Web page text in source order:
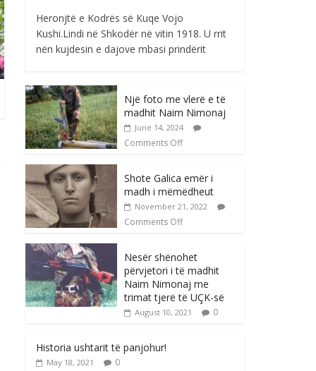
Heronjtë e Kodrës së Kuqe Vojo
Kushi.Lindi në Shkodër në vitin 1918. U rrit
nën kujdesin e dajove mbasi prindërit
Një foto me vlerë e të
madhit Naim Nimonaj
June 14, 2024
Comments Off
Shote Galica emër i
madh i mëmëdheut
November 21, 2022
Comments Off
Nesër shënohet
përvjetori i të madhit
Naim Nimonaj me
trimat tjerë të UÇK-së
August 10, 2021 0
Historia ushtarit të panjohur!
May 18, 2021 0